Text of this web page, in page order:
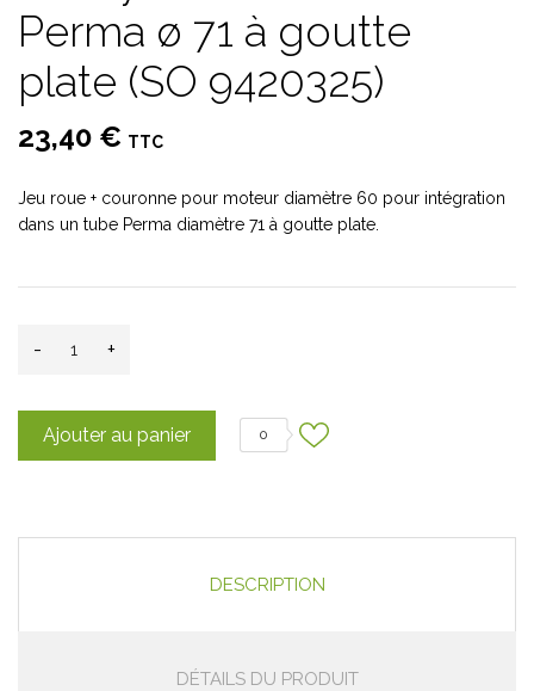
Perma ø 71 à goutte
plate (SO 9420325)
23,40 € TTC
Jeu roue + couronne pour moteur diamètre 60 pour intégration
dans un tube Perma diamètre 71 à goutte plate.
- +
Ajouter au panier 0
DESCRIPTION
DÉTAILS DU PRODUIT